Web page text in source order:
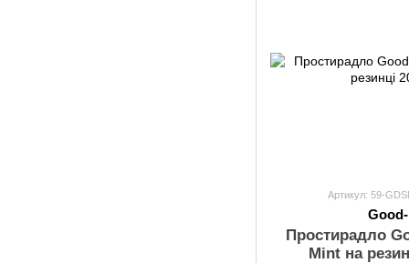
Артикул: 59-
Простирадло
Mint на